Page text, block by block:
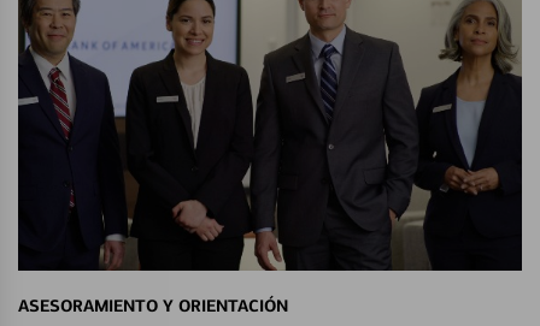
ASESORAMIENTO Y ORIENTACIÓN